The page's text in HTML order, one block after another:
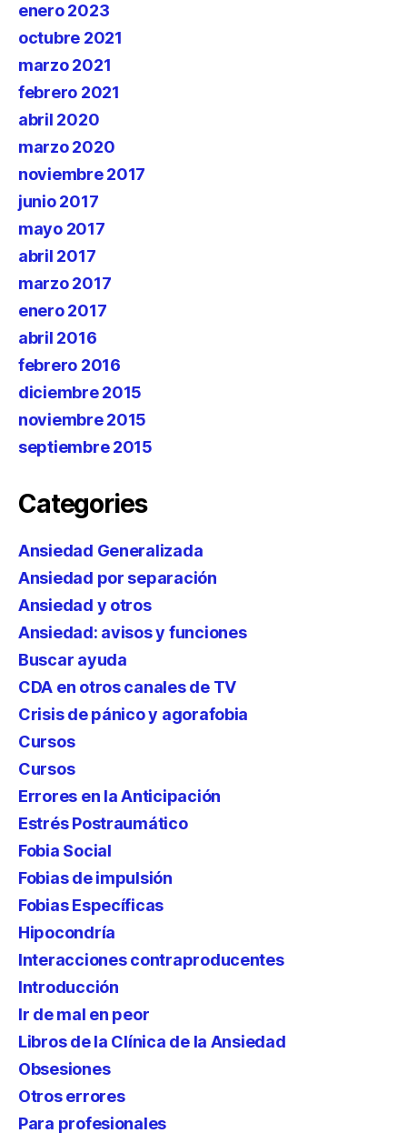
enero 2023
octubre 2021
marzo 2021
febrero 2021
abril 2020
marzo 2020
noviembre 2017
junio 2017
mayo 2017
abril 2017
marzo 2017
enero 2017
abril 2016
febrero 2016
diciembre 2015
noviembre 2015
septiembre 2015
Categories
Ansiedad Generalizada
Ansiedad por separación
Ansiedad y otros
Ansiedad: avisos y funciones
Buscar ayuda
CDA en otros canales de TV
Crisis de pánico y agorafobia
Cursos
Cursos
Errores en la Anticipación
Estrés Postraumático
Fobia Social
Fobias de impulsión
Fobias Específicas
Hipocondría
Interacciones contraproducentes
Introducción
Ir de mal en peor
Libros de la Clínica de la Ansiedad
Obsesiones
Otros errores
Para profesionales